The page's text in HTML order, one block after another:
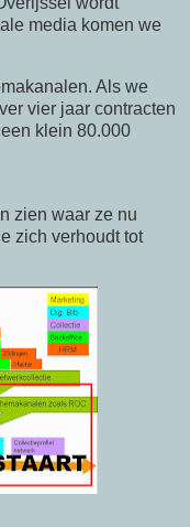
media komen we
Als we
vier jaar contracten
klein 80.000
zien waar ze nu
zich verhoudt tot